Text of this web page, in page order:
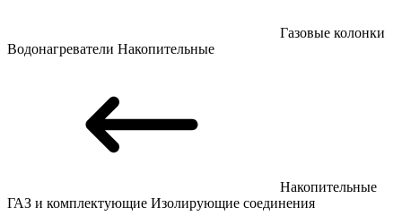
Газовые колонки
Водонагреватели Накопительные
Накопительные
ГАЗ и комплектующие Изолирующие соединения